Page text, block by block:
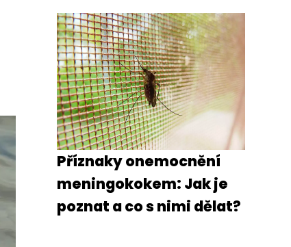
Příznaky onemocnění
meningokokem: Jak je
poznat a co s nimi dělat?